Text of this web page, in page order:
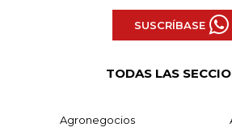
SUSCRÍBASE
TODAS LAS
Agronegocios